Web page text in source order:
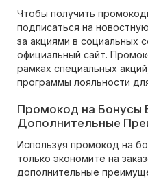
Чтобы получить
подписаться на
за акциями в социальных
официальный сайт.
рамках специальных
программы лояльности
Промокод на Бонусы
Дополнительные
Используя промокод на
только экономите на
дополнительные